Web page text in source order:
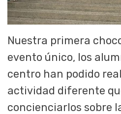
Nuestra primera
evento único, los
centro han podido
actividad diferente
concienciarlos sobre